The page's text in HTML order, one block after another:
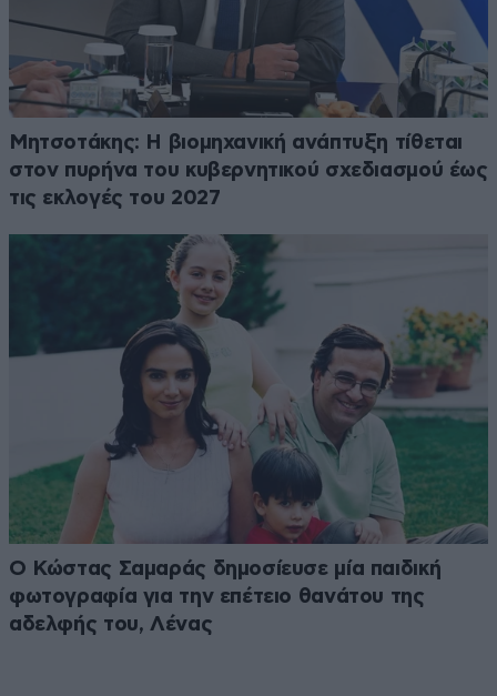
Μητσοτάκης: Η βιομηχανική ανάπτυξη τίθεται
στον πυρήνα του κυβερνητικού σχεδιασμού έως
τις εκλογές του 2027
Ο Κώστας Σαμαράς δημοσίευσε μία παιδική
φωτογραφία για την επέτειο θανάτου της
αδελφής του, Λένας